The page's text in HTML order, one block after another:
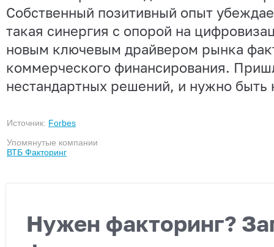
Собственный позитивный опыт
такая синергия с опорой на
новым ключевым драйвером рынка
коммерческого финансирования.
нестандартных решений, и нужно быть
Источник: Forbes
Упомянутые компании
ВТБ Факторинг
Нужен факторинг?